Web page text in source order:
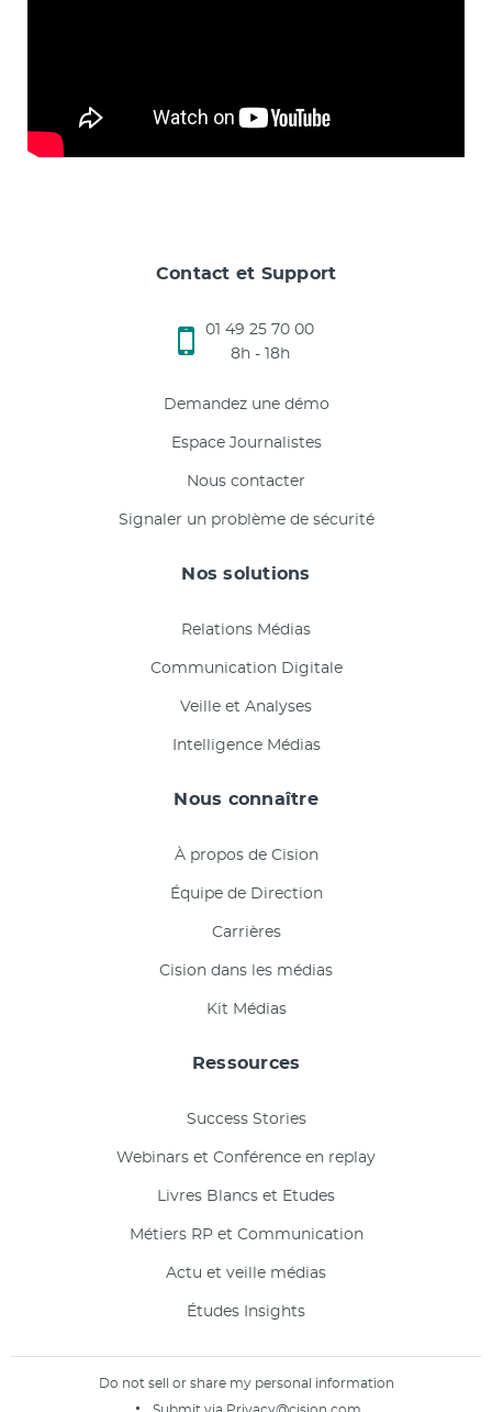
Contact et Support
01 49 25 70 00
8h - 18h
Demandez une démo
Espace Journalistes
Nous contacter
Signaler un problème de sécurité
Nos solutions
Relations Médias
Communication Digitale
Veille et Analyses
Intelligence Médias
Nous connaître
À propos de Cision
Équipe de Direction
Carrières
Cision dans les médias
Kit Médias
Ressources
Success Stories
Webinars et Conférence en replay
Livres Blancs et Etudes
Métiers RP et Communication
Actu et veille médias
Études Insights
Do not sell or share my personal information